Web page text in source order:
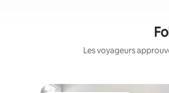
Les voyageurs